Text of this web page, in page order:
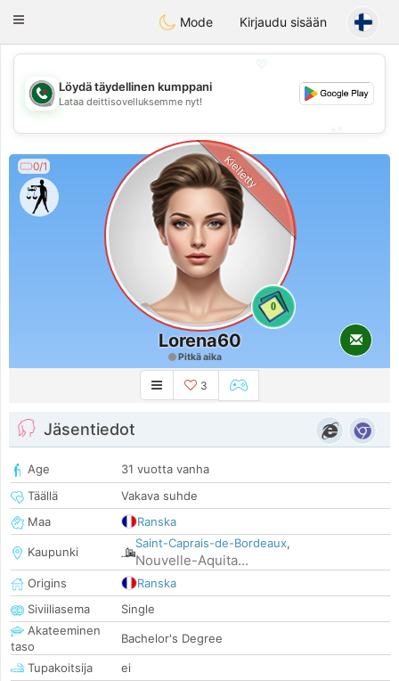
Weshrak
Toggle
Mode Kirjaudu sisään
💖
💕
Löydä täydellinen kumppani
Lataa deittisovelluksemme nyt!
0/1
0
Kielletty
Lorena60
Pitkä aika
3
Jäsentiedot
Age
31 vuotta vanha
Täällä
Vakava suhde
Maa
Ranska
Kaupunki
Saint-Caprais-de-Bordeaux,
Nouvelle-Aquita...
Origins
Ranska
Siviiliasema
Single
Akateeminen
taso
Bachelor's Degree
Tupakoitsija
ei